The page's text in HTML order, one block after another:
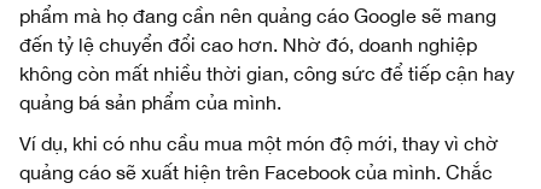
phẩm mà họ đang cần nên quảng cáo Google sẽ mang
đến tỷ lệ chuyển đổi cao hơn. Nhờ đó, doanh nghiệp
không còn mất nhiều thời gian, công sức để tiếp cận hay
quảng bá sản phẩm của mình.
Ví dụ, khi có nhu cầu mua một món độ mới, thay vì chờ
quảng cáo sẽ xuất hiện trên Facebook của mình. Chắc